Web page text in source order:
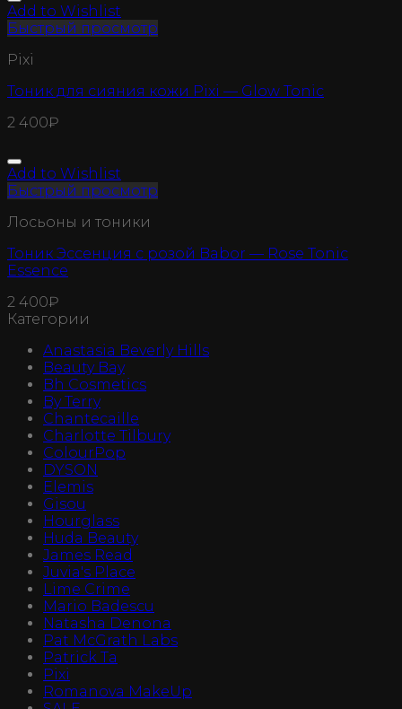
Add to Wishlist
Быстрый просмотр
Pixi
Тоник для сияния кожи Pixi — Glow Tonic
2 400₽
Add to Wishlist
Быстрый просмотр
Лосьоны и тоники
Тоник Эссенция с розой Babor — Rose Tonic
Essence
2 400₽
Категории
Anastasia Beverly Hills
Beauty Bay
Bh Cosmetics
By Terry
Chantecaille
Charlotte Tilbury
ColourPop
DYSON
Elemis
Gisou
Hourglass
Huda Beauty
James Read
Juvia's Place
Lime Crime
Mario Badescu
Natasha Denona
Pat McGrath Labs
Patrick Ta
Pixi
Romanova MakeUp